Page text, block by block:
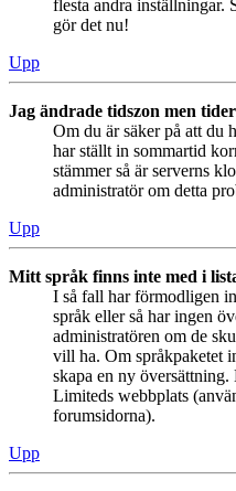
flesta andra inställningar.
gör det nu!
Upp
Jag ändrade tidszon men
Om du är säker på att du
har ställt in sommartid
stämmer så är serverns
administratör om detta
Upp
Mitt språk finns inte med i
I så fall har förmodligen
språk eller så har ingen
administratören om de
vill ha. Om språkpaketet
skapa en ny
Limiteds webbplats
forumsidorna).
Upp